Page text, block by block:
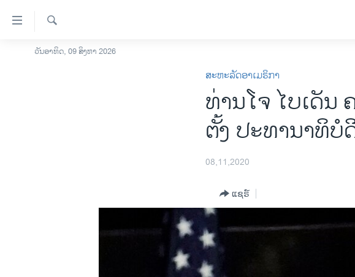
ລິ້ງ
ສຳຫລັບ
ໂຮມເພຈ
ຄົ້ນຫາ
ວັນອາທິດ, 09 ສິງຫາ 2026
ສະຫະລັດອາເມຣິກາ
ທ່ານໂຈ ໄບເດັນ
ຕັ້ງ ປະທານາທິບໍ
08,11,2020
ແຊຣ໌